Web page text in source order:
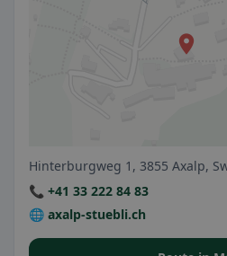
Hinterburgweg 1, 3855 Axalp,
📞 +41 33 222 84 83
🌐 axalp-stuebli.ch